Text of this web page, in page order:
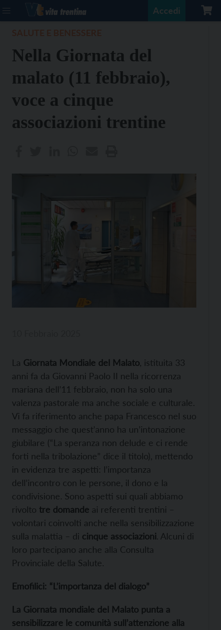
Accedi
Nella Giornata del
malato (11 febbraio),
voce a cinque
associazioni trentine
La Giornata Mondiale del Malato , istituita 33
anni fa da Giovanni Paolo II nella ricorrenza
mariana dell’11 febbraio, non ha solo una
valenza pastorale ma anche sociale e culturale.
Vi fa riferimento anche papa Francesco nel suo
messaggio che quest’anno ha un’intonazione
giubilare (“La speranza non delude e ci rende
forti nella tribolazione” dice il titolo), mettendo
in evidenza tre aspetti: l’importanza
dell’incontro con le persone, il dono e la
condivisione. Sono aspetti sui quali abbiamo
rivolto tre domande ai referenti trentini –
volontari coinvolti anche nella sensibilizzazione
sulla malattia – di cinque associazioni. Alcuni di
loro partecipano anche alla Consulta
Provinciale della Salute.
Emofilici: “L’importanza del dialogo”
La Giornata mondiale del Malato punta a
sensibilizzare le comunità sull’attenzione alla